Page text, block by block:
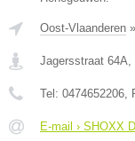
Oost-Vlaanderen »
Jagersstraat 64A
Tel: 0474652206
E-mail › SHOXX